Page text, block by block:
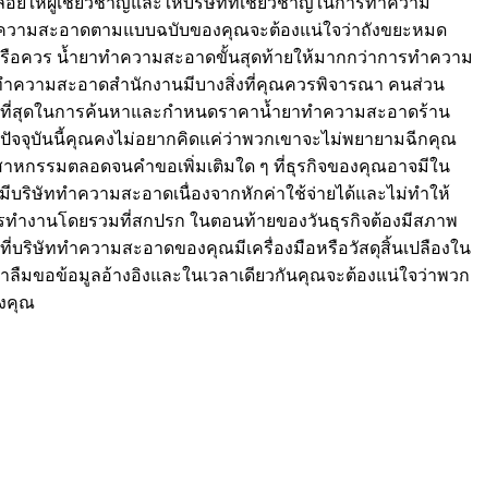
ามสะอาดตามแบบฉบับของคุณจะต้องแน่ใจว่าถังขยะหมด
ควร น้ำยาทำความสะอาดขั้นสุดท้ายให้มากกว่าการทำความ
ความสะอาดสำนักงานมีบางสิ่งที่คุณควรพิจารณา คนส่วน
สุดในการค้นหาและกำหนดราคาน้ำยาทำความสะอาดร้าน
จจุบันนี้คุณคงไม่อยากคิดแค่ว่าพวกเขาจะไม่พยายามฉีกคุณ
กรรมตลอดจนคำขอเพิ่มเติมใด ๆ ที่ธุรกิจของคุณอาจมีใน
บริษัททำความสะอาดเนื่องจากหักค่าใช้จ่ายได้และไม่ทำให้
ำงานโดยรวมที่สกปรก ในตอนท้ายของวันธุรกิจต้องมีสภาพ
ริษัททำความสะอาดของคุณมีเครื่องมือหรือวัสดุสิ้นเปลืองใน
มขอข้อมูลอ้างอิงและในเวลาเดียวกันคุณจะต้องแน่ใจว่าพวก
งคุณ